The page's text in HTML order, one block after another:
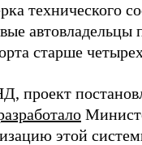
технического
старше
проект
этой